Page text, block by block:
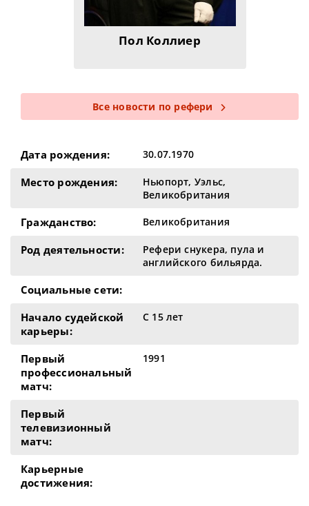
Пол Коллиер
Все новости по рефери
Дата рождения: 30.07.1970
Место рождения:
Ньюпорт, Уэльс,
Великобритания
Гражданство: Великобритания
Род деятельности:
Рефери снукера, пула и
английского бильярда.
Социальные сети:
Начало судейской
карьеры:
С 15 лет
Первый
профессиональный
матч:
1991
Первый
телевизионный
матч:
Карьерные
достижения: